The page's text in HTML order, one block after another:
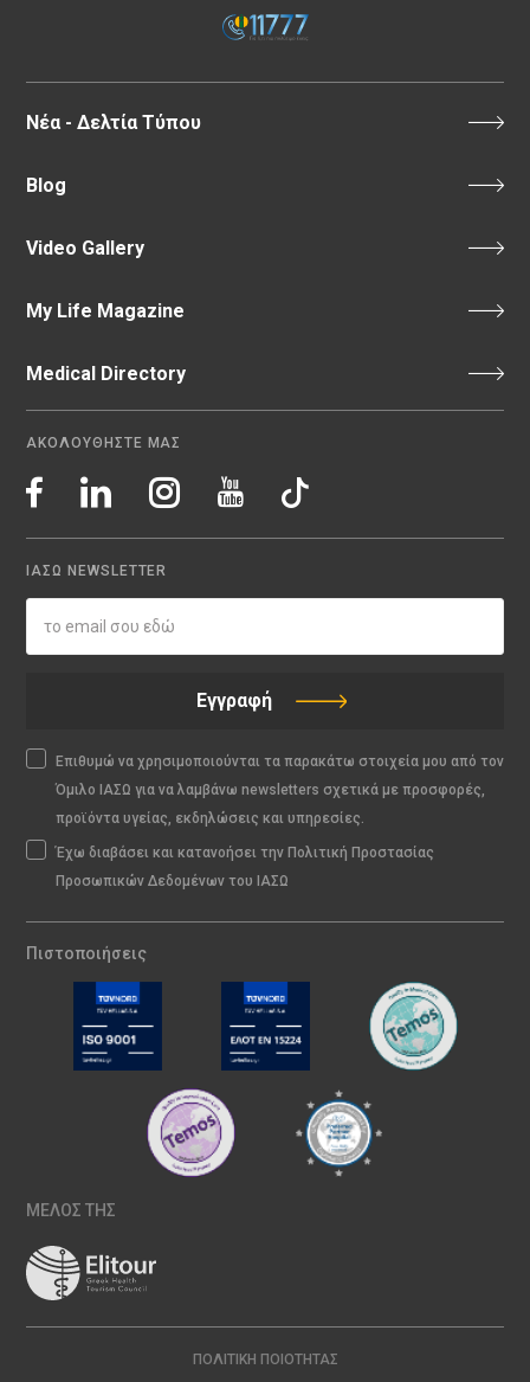
Νέα - Δελτία Τύπου
Blog
Video Gallery
My Life Magazine
Medical Directory
ΑΚΟΛΟΥΘΗΣΤΕ ΜΑΣ
ΙΑΣΩ NEWSLETTER
Εγγραφή
Επιθυμώ να χρησιμοποιούνται τα παρακάτω στοιχεία μου από τον
Όμιλο ΙΑΣΩ για να λαμβάνω newsletters σχετικά με προσφορές,
προϊόντα υγείας, εκδηλώσεις και υπηρεσίες.
Έχω διαβάσει και κατανοήσει την Πολιτική Προστασίας
Προσωπικών Δεδομένων του ΙΑΣΩ
Πιστοποιήσεις
ΜΕΛΟΣ ΤΗΣ
ΠΟΛΙΤΙΚΉ ΠΟΙΌΤΗΤΑΣ